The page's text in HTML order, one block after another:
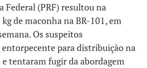
Federal (PRF) resultou na
de maconha na BR-101, em
Os suspeitos
para distribuição na
e tentaram fugir da abordagem